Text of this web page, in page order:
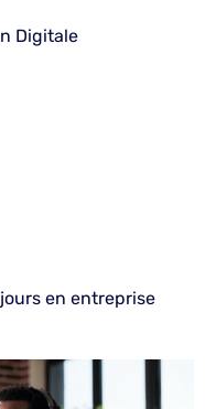
Digitale
en entreprise